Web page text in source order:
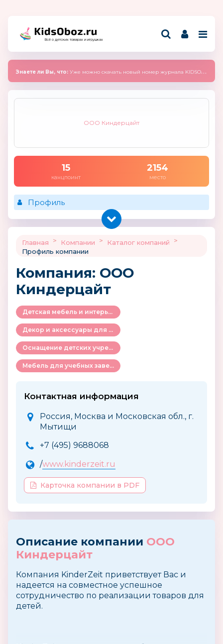
Всё о детских товарах и игрушках
Знаете ли Вы, что: Уже можно скачать новый номер журнала KIDSOBOZ 2025 (сентябрь)
ООО Киндерцайт
15
канцпоинт
2154
место
Профиль
Главная > Компании > Каталог компаний
>
Профиль компании
Компания: ООО
Киндерцайт
Детская мебель и интерьер
Декор и аксессуары для детской комнаты
Оснащение детских учреждений
Мебель для учебных заведений
Контактная информация
Россия, Москва и Московская обл., г.
Мытищи
+7 (495) 9688068
/www.kinderzeit.ru
Карточка компании в PDF
Описание компании ООО
Киндерцайт
Компания KinderZeit приветствует Вас и
надеется на совместное успешное
сотрудничество по реализации товаров для
детей.